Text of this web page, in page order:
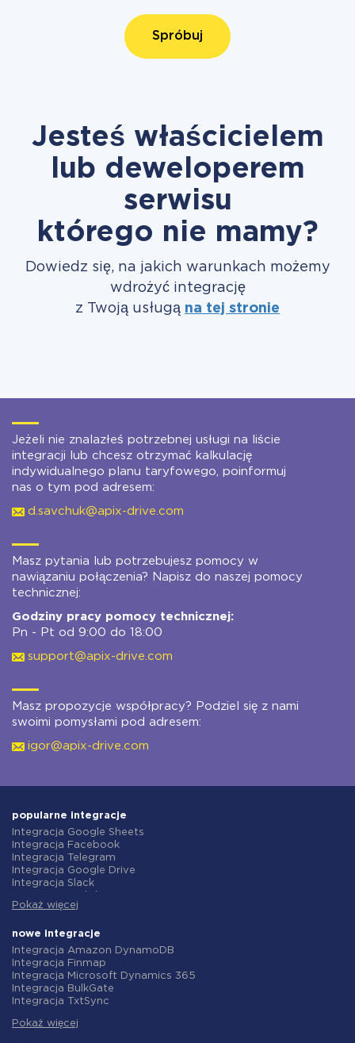
Spróbuj
Jesteś właścicielem
lub deweloperem
serwisu
którego nie mamy?
Dowiedz się, na jakich warunkach możemy
wdrożyć integrację
z Twoją usługą na tej stronie
Jeżeli nie znalazłeś potrzebnej usługi na liście
integracji lub chcesz otrzymać kalkulację
indywidualnego planu taryfowego, poinformuj
nas o tym pod adresem:
d.savchuk@apix-drive.com
Masz pytania lub potrzebujesz pomocy w
nawiązaniu połączenia? Napisz do naszej pomocy
technicznej:
Godziny pracy pomocy technicznej:
Pn - Pt od 9:00 do 18:00
support@apix-drive.com
Masz propozycje współpracy? Podziel się z nami
swoimi pomysłami pod adresem:
igor@apix-drive.com
popularne integracje
Integracja Google Sheets
Integracja Facebook
Integracja Telegram
Integracja Google Drive
Integracja Slack
Integracja Gmail
Integracja ClickUp
Integracja Airtable
Integracja Google Contacts
Integracja OpenAI (ChatGPT)
Integracja Instagram
Integracja ActiveCampaign
Integracja Salesforce CRM
Pokaż więcej
nowe integracje
Integracja Amazon DynamoDB
Integracja Finmap
Integracja Microsoft Dynamics 365
Integracja BulkGate
Integracja TxtSync
Integracja Corezoid
Pokaż więcej